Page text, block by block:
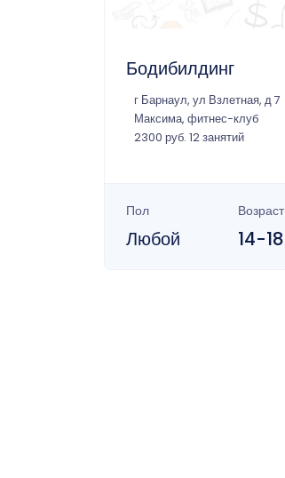
Бодибилдинг
г Барнаул, ул Взлетная, д 7
Максима, фитнес-клуб
2300 руб. 12 занятий
Пол
Любой
Возраст
14-18